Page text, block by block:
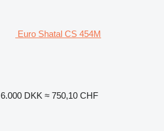
Euro Shatal CS 454M
6.000 DKK ≈ 750,10 CHF